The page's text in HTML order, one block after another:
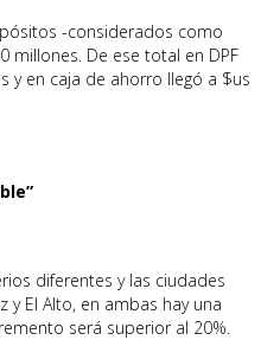
-considerados como
millones. De ese total en DPF
y en caja de ahorro llegó a $us
diferentes y las ciudades
y El Alto, en ambas hay una
será superior al 20%.